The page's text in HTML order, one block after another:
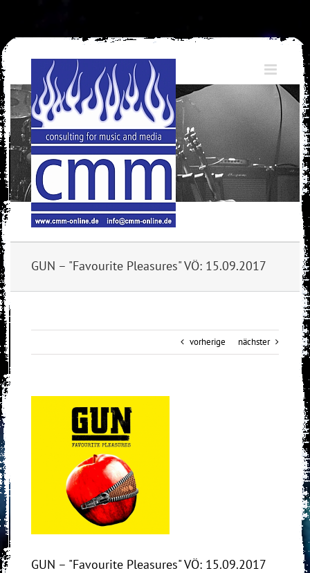
content
GUN – "Favourite Pleasures" VÖ: 15.09.2017
vorherige nächster
GUN – "Favourite Pleasures" VÖ: 15.09.2017